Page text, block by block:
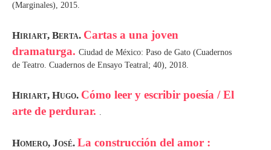
(Marginales), 2015.
Hiriart, Berta. Cartas a una joven
dramaturga. Ciudad de México: Paso de Gato (Cuadernos
de Teatro. Cuadernos de Ensayo Teatral; 40), 2018.
Hiriart, Hugo. Cómo leer y escribir poesía / El
arte de perdurar. .
Homero, José. La construcción del amor :